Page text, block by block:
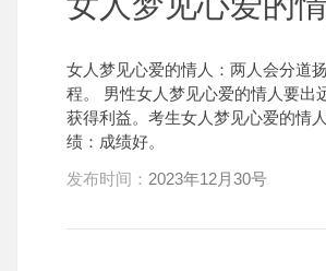
女人梦见心爱的情人：两人会分道
程。 男性女人梦见心爱的情人要出
获得利益。考生女人梦见心爱的情
绩：成绩好。
发布时间： 2023年12月30号